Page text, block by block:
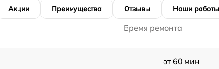
Акции Преимущества Отзывы Наши работы
Время ремонта
от 60 мин